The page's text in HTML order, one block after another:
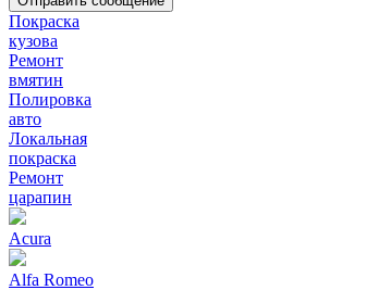
Покраска
кузова
Ремонт
вмятин
Полировка
авто
Локальная
покраска
Ремонт
царапин
Acura
Alfa Romeo